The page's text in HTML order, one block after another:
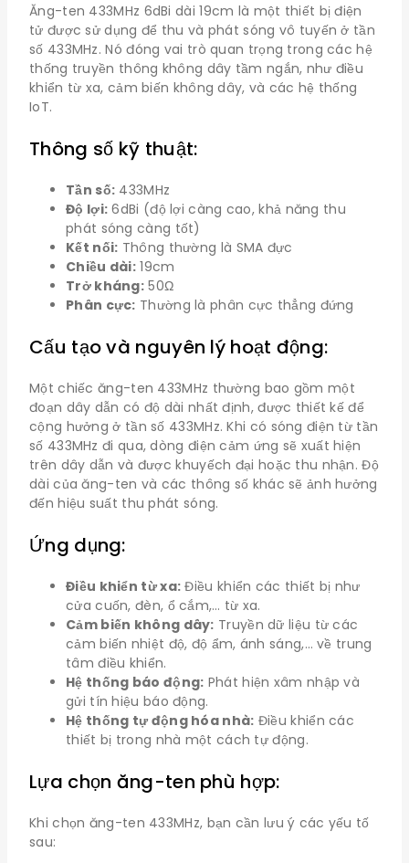
Ăng-ten 433MHz 6dBi dài 19cm là một thiết bị điện
tử được sử dụng để thu và phát sóng vô tuyến ở tần
số 433MHz. Nó đóng vai trò quan trọng trong các hệ
thống truyền thông không dây tầm ngắn, như điều
khiển từ xa, cảm biến không dây, và các hệ thống
IoT.
Thông số kỹ thuật:
Tần số: 433MHz
Độ lợi: 6dBi (độ lợi càng cao, khả năng thu
phát sóng càng tốt)
Kết nối: Thông thường là SMA đực
Chiều dài: 19cm
Trở kháng: 50Ω
Phân cực: Thường là phân cực thẳng đứng
Cấu tạo và nguyên lý hoạt động:
Một chiếc ăng-ten 433MHz thường bao gồm một
đoạn dây dẫn có độ dài nhất định, được thiết kế để
cộng hưởng ở tần số 433MHz. Khi có sóng điện từ tần
số 433MHz đi qua, dòng điện cảm ứng sẽ xuất hiện
trên dây dẫn và được khuyếch đại hoặc thu nhận. Độ
dài của ăng-ten và các thông số khác sẽ ảnh hưởng
đến hiệu suất thu phát sóng.
Ứng dụng:
Điều khiển từ xa: Điều khiển các thiết bị như
cửa cuốn, đèn, ổ cắm,… từ xa.
Cảm biến không dây: Truyền dữ liệu từ các
cảm biến nhiệt độ, độ ẩm, ánh sáng,… về trung
tâm điều khiển.
Hệ thống báo động: Phát hiện xâm nhập và
gửi tín hiệu báo động.
Hệ thống tự động hóa nhà: Điều khiển các
thiết bị trong nhà một cách tự động.
Lựa chọn ăng-ten phù hợp:
Khi chọn ăng-ten 433MHz, bạn cần lưu ý các yếu tố
sau: